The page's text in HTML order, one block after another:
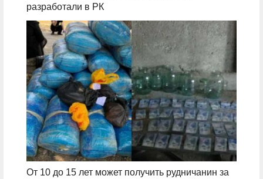
разработали в РК
От 10 до 15 лет может получить рудничанин за